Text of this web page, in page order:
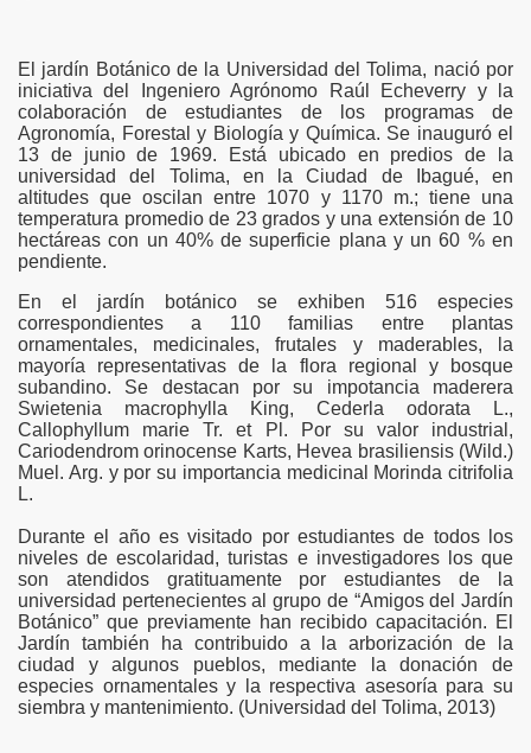
El jardín Botánico de la Universidad del Tolima, nació por
iniciativa del Ingeniero Agrónomo Raúl Echeverry y la
colaboración de estudiantes de los programas de
Agronomía, Forestal y Biología y Química. Se inauguró el
13 de junio de 1969. Está ubicado en predios de la
universidad del Tolima, en la Ciudad de Ibagué, en
altitudes que oscilan entre 1070 y 1170 m.; tiene una
temperatura promedio de 23 grados y una extensión de 10
hectáreas con un 40% de superficie plana y un 60 % en
pendiente.
En el jardín botánico se exhiben 516 especies
correspondientes a 110 familias entre plantas
ornamentales, medicinales, frutales y maderables, la
mayoría representativas de la flora regional y bosque
subandino. Se destacan por su impotancia maderera
Swietenia macrophylla King, Cederla odorata L.,
Callophyllum marie Tr. et Pl. Por su valor industrial,
Cariodendrom orinocense Karts, Hevea brasiliensis (Wild.)
Muel. Arg. y por su importancia medicinal Morinda citrifolia
L.
Durante el año es visitado por estudiantes de todos los
niveles de escolaridad, turistas e investigadores los que
son atendidos gratituamente por estudiantes de la
universidad pertenecientes al grupo de “Amigos del Jardín
Botánico” que previamente han recibido capacitación. El
Jardín también ha contribuido a la arborización de la
ciudad y algunos pueblos, mediante la donación de
especies ornamentales y la respectiva asesoría para su
siembra y mantenimiento. (Universidad del Tolima, 2013)